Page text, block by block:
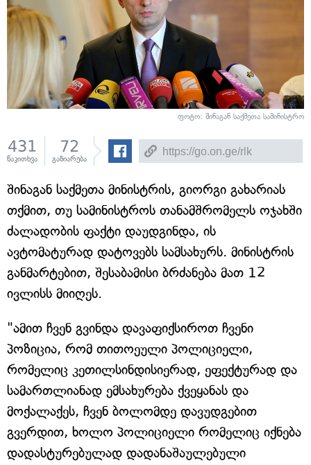
ფოტო: შინაგან საქმეთა სამინისტრო
431
წაკითხვა
72
გაზიარება
შინაგან საქმეთა მინისტრის, გიორგი გახარიას
თქმით, თუ სამინისტროს თანამშრომელს ოჯახში
ძალადობის ფაქტი დაუდგინდა, ის
ავტომატურად დატოვებს სამსახურს. მინისტრის
განმარტებით, შესაბამისი ბრძანება მათ 12
ივლისს მიიღეს.
"ამით ჩვენ გვინდა დავაფიქსიროთ ჩვენი
პოზიცია, რომ თითოეული პოლიციელი,
რომელიც კეთილსინდისიერად, ეფექტურად და
სამართლიანად ემსახურება ქვეყანას და
მოქალაქეს, ჩვენ ბოლომდე დავუდგებით
გვერდით, ხოლო პოლიციელი რომელიც იქნება
დადასტურებულად დადანაშაულებული